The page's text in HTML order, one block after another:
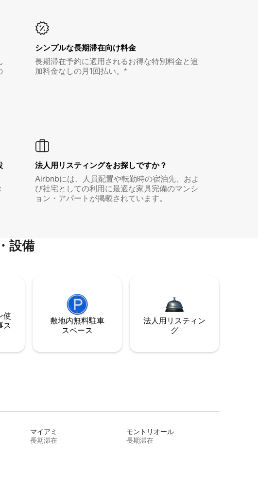
シンプルな長期滞在向け料金
長期滞在予約に適用されるお得な特別料金と追
加料金なしの月1回払い。*
法人用リスティングをお探しですか？
Airbnbには、人員配置や転勤時の宿泊先、およ
び社宅としての利用に最適な家具完備のマンシ
ョン・アパートが掲載されています。
設備
使
ス
敷地内無料駐⁠車
ス⁠ペ⁠ー⁠ス
法人用リスティン
グ
マイアミ
長期滞在
モントリオール
長期滞在